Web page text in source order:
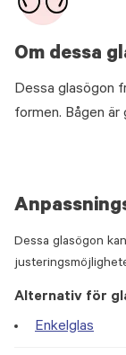
Om dessa
Dessa glasögon
formen. Bågen är
Dessa glasögon
Alternativ för
Enkelglas